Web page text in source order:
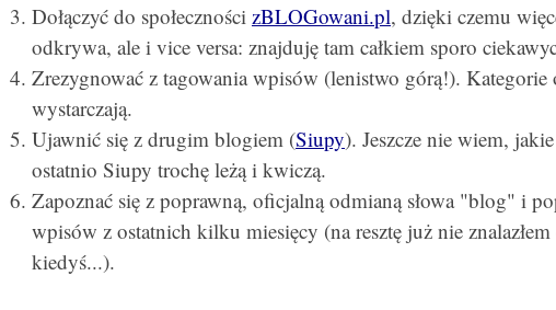
Dołączyć do społeczności zBLOGowani.pl, dzięki czemu
odkrywa, ale i vice versa: znajduję tam całkiem sporo
Zrezygnować z tagowania wpisów (lenistwo górą!).
wystarczają.
Ujawnić się z drugim blogiem (Siupy). Jeszcze nie wiem,
ostatnio Siupy trochę leżą i kwiczą.
Zapoznać się z poprawną, oficjalną odmianą słowa "blog" i
wpisów z ostatnich kilku miesięcy (na resztę już nie
kiedyś...).